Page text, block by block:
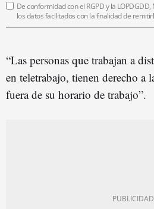
De conformidad con el RGPD y la LOPDGDD,
los datos facilitados con la finalidad de
“Las personas que trabajan a
en teletrabajo, tienen derecho a
fuera de su horario de trabajo”.